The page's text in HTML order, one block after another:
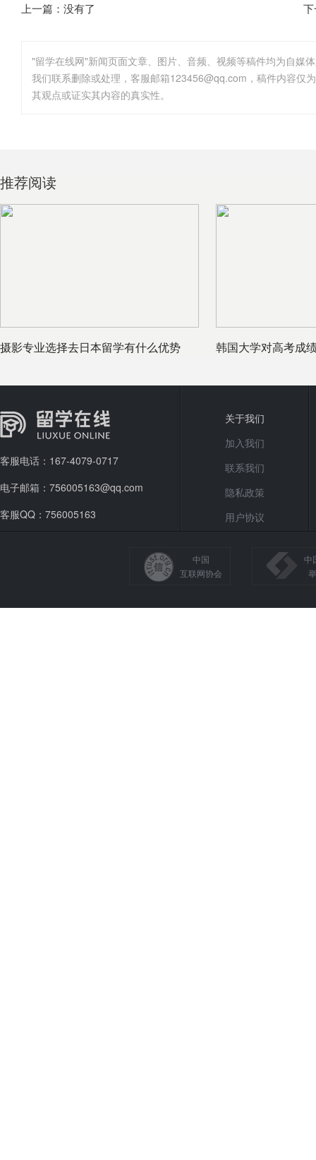
上一篇：没有了
"留学在线网"新闻页面文章、图片、音频、视频等稿件均为自媒
其观点或证实其内容的真实性。
推荐阅读
摄影专业选择去日本留学有什么优势 韩国大学对高考成
客服电话：167-4079-0717
电子邮箱：756005163@qq.com
客服QQ：756005163
关于我们
加入我们
联系我们
隐私政策
用户协议
中国
互联网协会
中